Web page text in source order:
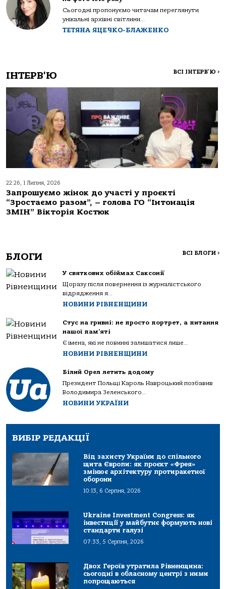
Сьогодні пропонуємо читачам переглянути
унікальні архівні світлини...
ТЕТЯНА ЯЦЕЧКО-БЛАЖЕНКО
ІНТЕРВ'Ю ВСІ ІНТЕРВ'Ю >
22:26, 1 Липня, 2026
Запрошуємо жінок до участі у проєкті
“Зростаємо разом”, – голова ГО “Інтонація
ЗМІН” Вікторія Костюк
БЛОГИ ВСІ БЛОГИ >
У святкових обіймах Саксонії
Щоразу після повернення із журналістського
відрядження я...
НОВИНИ РІВНЕНЩИНИ
Стус на гривні: не просто портрет, а питання
нашої пам’яті
Є імена, які не повинні залишатися лише...
НОВИНИ РІВНЕНЩИНИ
Білий Орел летить додому
Президент Польщі Кароль Навроцький позбавив
Володимира Зеленського...
НОВИНИ УКРАЇНИ
ВИБІР РЕДАКЦІЇ
Від захисту України до спільного
щита Європи: як проєкт «Фрея»
змінює архітектуру протиракетної
оборони
10:13, 6 Серпня, 2026
Ukraine Investment Congress: як
інвестиції у майбутнє формують нові
стандарти галузі
07:33, 5 Серпня, 2026
Двох Героїв утратила Рівненщина:
сьогодні в обласному центрі з ними
попрощаються